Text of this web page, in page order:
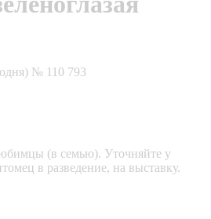
№ 110 793
(в семью). Уточняйте у
в разведение, на выставку.